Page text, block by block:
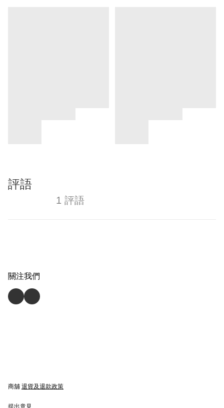
評語
1 評語
關注我們
商舖 退貨及退款政策